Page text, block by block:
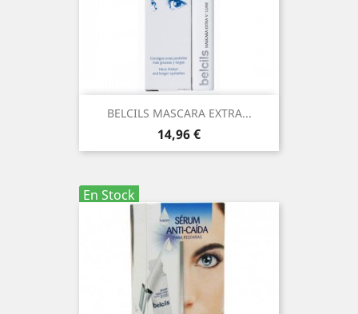
BELCILS MASCARA EXTRA...
Precio
14,96 €
En Stock